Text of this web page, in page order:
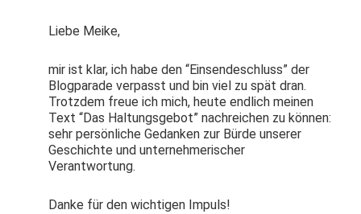
Liebe Meike,
mir ist klar, ich habe den “Ein­sende­schluss” der
Blog­pa­rade ver­passt und bin viel zu spät dran.
Trotz­dem freue ich mich, heute endlich meinen
Text “Das Hal­tungs­ge­bot” nachre­ichen zu kön­nen:
sehr per­sön­liche Gedanken zur Bürde unser­er
Geschichte und unternehmerisch­er
Verantwortung.
Danke für den wichti­gen Impuls!